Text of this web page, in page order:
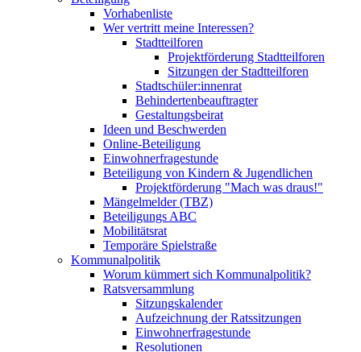
Vorhabenliste
Wer vertritt meine Interessen?
Stadtteilforen
Projektförderung Stadtteilforen
Sitzungen der Stadtteilforen
Stadtschüler:innenrat
Behindertenbeauftragter
Gestaltungsbeirat
Ideen und Beschwerden
Online-Beteiligung
Einwohnerfragestunde
Beteiligung von Kindern & Jugendlichen
Projektförderung "Mach was draus!"
Mängelmelder (TBZ)
Beteiligungs ABC
Mobilitätsrat
Temporäre Spielstraße
Kommunalpolitik
Worum kümmert sich Kommunalpolitik?
Ratsversammlung
Sitzungskalender
Aufzeichnung der Ratssitzungen
Einwohnerfragestunde
Resolutionen